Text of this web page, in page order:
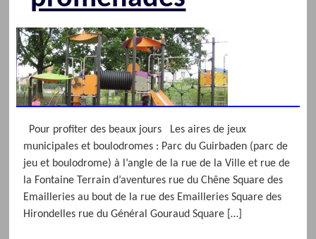
Pour profiter des beaux jours Les aires de jeux
municipales et boulodromes : Parc du Guirbaden (parc de
jeu et boulodrome) à l’angle de la rue de la Ville et rue de
la Fontaine Terrain d’aventures rue du Chêne Square des
Emailleries au bout de la rue des Emailleries Square des
Hirondelles rue du Général Gouraud Square […]